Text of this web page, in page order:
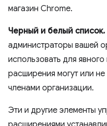
магазин Chrome.
Черный и белый список.
администраторы вашей
использовать для
расширения могут или
членами организации.
Эти и другие элементы